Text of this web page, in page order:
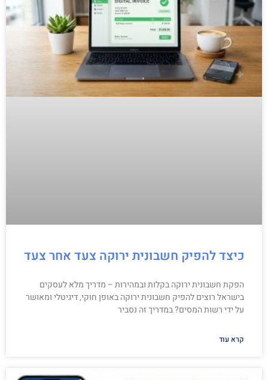
כיצד להפיק חשבונית ירוקה צעד אחר צעד
הפקת חשבונית ירוקה בקלות ובמהירות – מדריך מלא לעסקים
בישראל רוצים להפיק חשבונית ירוקה באופן חוקי, דיגיטלי ומאושר
על ידי רשות המסים? במדריך זה נסביר
קרא עוד